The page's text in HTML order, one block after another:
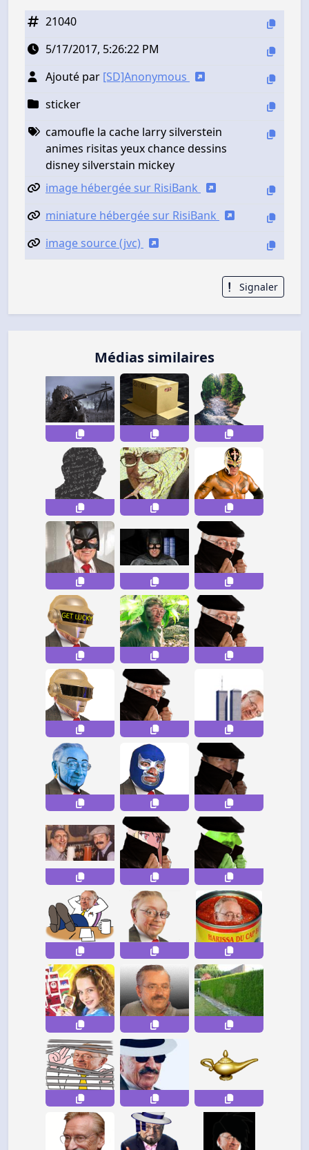
21040
5/17/2017, 5:26:22 PM
Ajouté par [SD]Anonymous
sticker
camoufle la cache larry silverstein
animes risitas yeux chance dessins
disney silverstain mickey
image hébergée sur RisiBank
miniature hébergée sur RisiBank
image source (jvc)
Signaler
Médias similaires